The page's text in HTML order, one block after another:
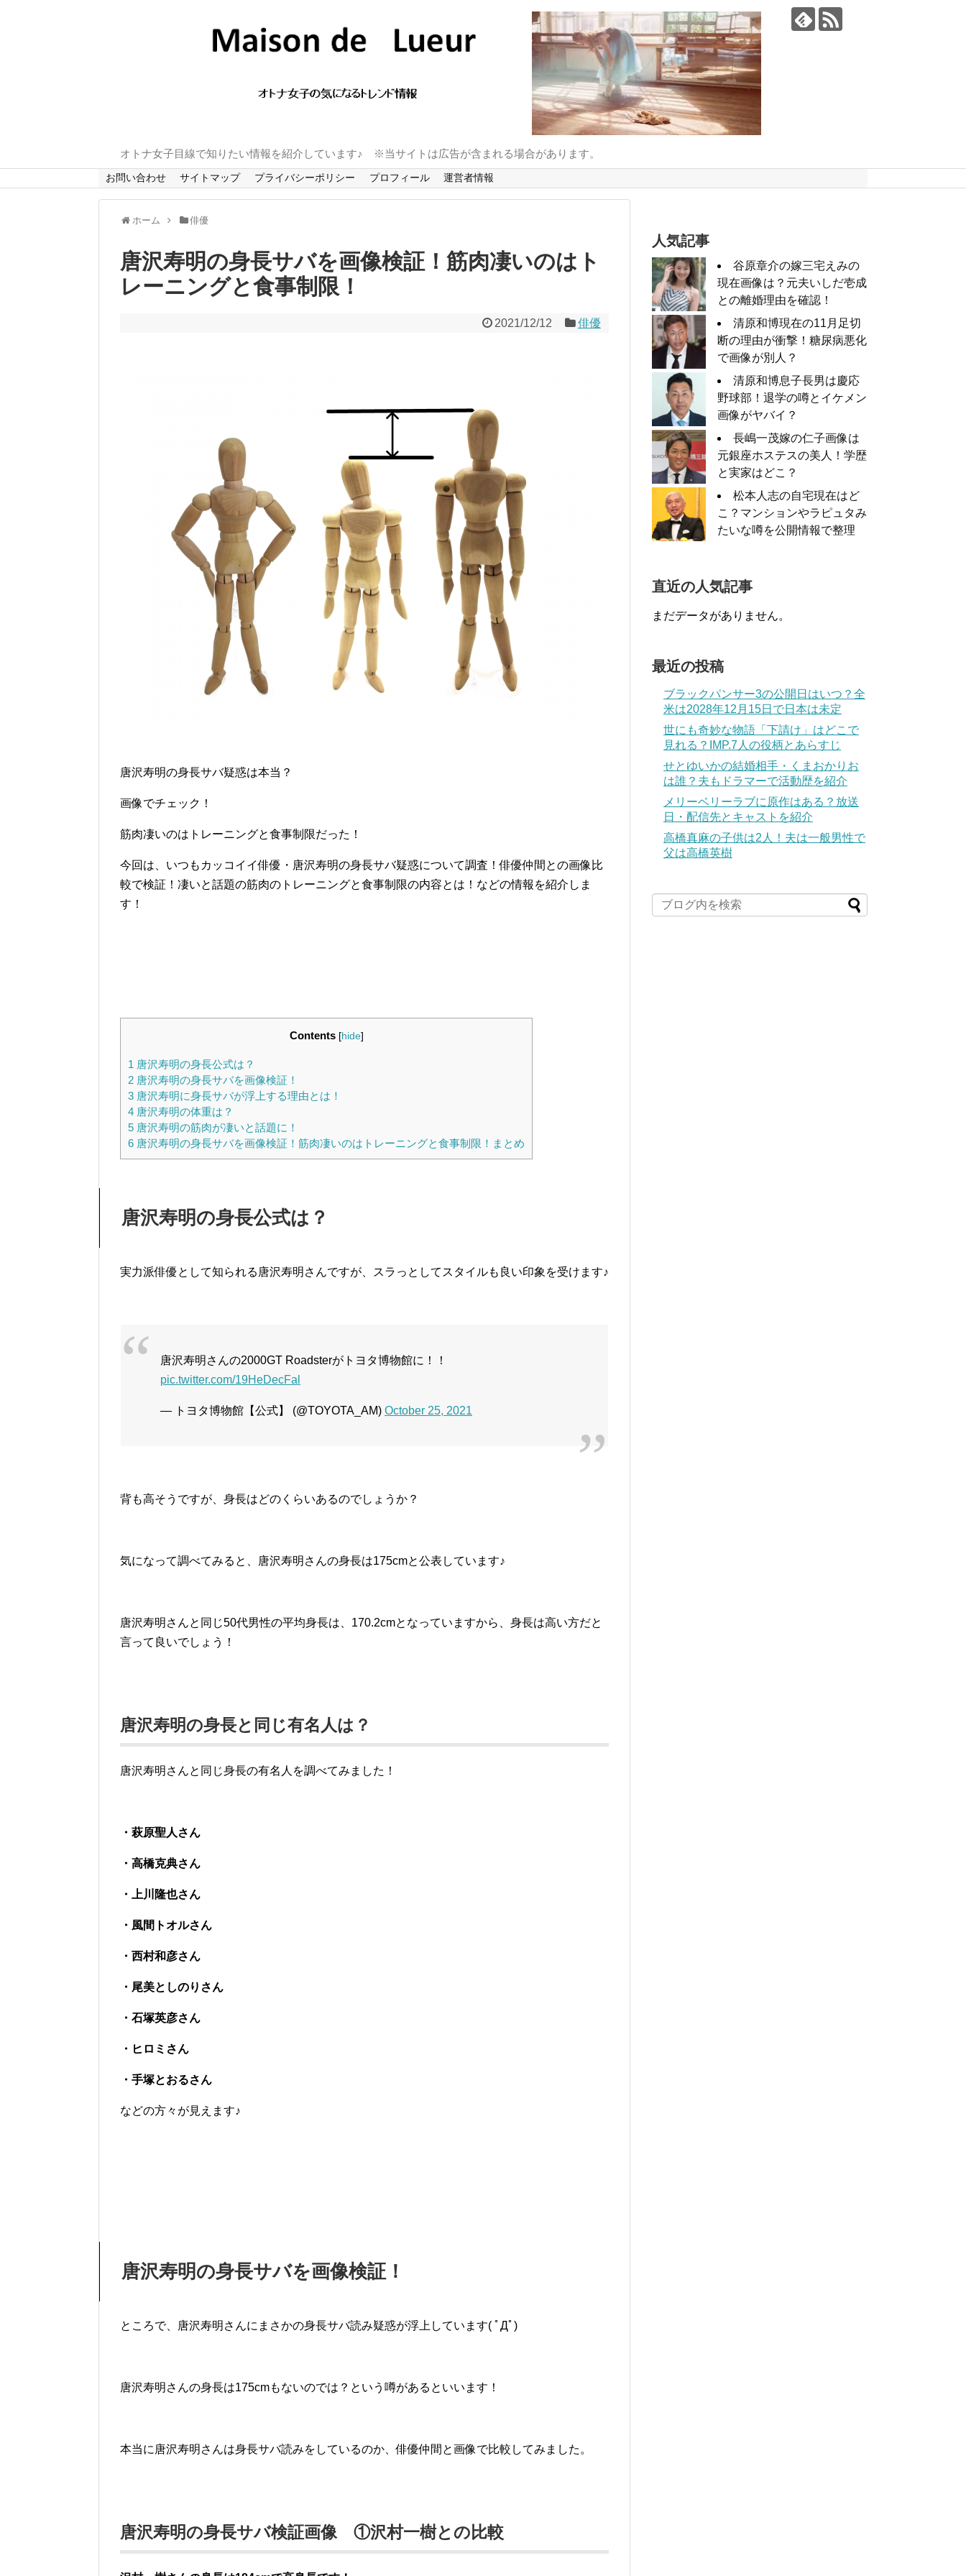
オトナ女子目線で知りたい情報を紹介しています♪ ※当サイトは広告が含まれる場合があります。
お問い合わせ サイトマップ プライバシーポリシー プロフィール 運営者情報
ホーム 俳優
唐沢寿明の身長サバを画像検証！筋肉凄いのはト
レーニングと食事制限！
2021/12/12 俳優
唐沢寿明の身長サバ疑惑は本当？
画像でチェック！
筋肉凄いのはトレーニングと食事制限だった！
今回は、いつもカッコイイ俳優・唐沢寿明の身長サバ疑惑について調査！俳優仲間との画像比
較で検証！凄いと話題の筋肉のトレーニングと食事制限の内容とは！などの情報を紹介しま
す！
Contents [hide]
1 唐沢寿明の身長公式は？
2 唐沢寿明の身長サバを画像検証！
3 唐沢寿明に身長サバが浮上する理由とは！
4 唐沢寿明の体重は？
5 唐沢寿明の筋肉が凄いと話題に！
6 唐沢寿明の身長サバを画像検証！筋肉凄いのはトレーニングと食事制限！まとめ
唐沢寿明の身長公式は？
実力派俳優として知られる唐沢寿明さんですが、スラっとしてスタイルも良い印象を受けます♪
唐沢寿明さんの2000GT Roadsterがトヨタ博物館に！！
pic.twitter.com/19HeDecFal
— トヨタ博物館【公式】 (@TOYOTA_AM) October 25, 2021
背も高そうですが、身長はどのくらいあるのでしょうか？
気になって調べてみると、唐沢寿明さんの身長は175cmと公表しています♪
唐沢寿明さんと同じ50代男性の平均身長は、170.2cmとなっていますから、身長は高い方だと
言って良いでしょう！
唐沢寿明の身長と同じ有名人は？
唐沢寿明さんと同じ身長の有名人を調べてみました！
・萩原聖人さん
・高橋克典さん
・上川隆也さん
・風間トオルさん
・西村和彦さん
・尾美としのりさん
・石塚英彦さん
・ヒロミさん
・手塚とおるさん
などの方々が見えます♪
唐沢寿明の身長サバを画像検証！
ところで、唐沢寿明さんにまさかの身長サバ読み疑惑が浮上しています( ﾟДﾟ)
唐沢寿明さんの身長は175cmもないのでは？という噂があるといいます！
本当に唐沢寿明さんは身長サバ読みをしているのか、俳優仲間と画像で比較してみました。
唐沢寿明の身長サバ検証画像 ①沢村一樹との比較
人気記事
谷原章介の嫁三宅えみの
現在画像は？元夫いしだ壱成
との離婚理由を確認！
清原和博現在の11月足切
断の理由が衝撃！糖尿病悪化
で画像が別人？
清原和博息子長男は慶応
野球部！退学の噂とイケメン
画像がヤバイ？
長嶋一茂嫁の仁子画像は
元銀座ホステスの美人！学歴
と実家はどこ？
松本人志の自宅現在はど
こ？マンションやラピュタみ
たいな噂を公開情報で整理
直近の人気記事
まだデータがありません。
最近の投稿
ブラックパンサー3の公開日はいつ？全
米は2028年12月15日で日本は未定
世にも奇妙な物語「下請け」はどこで
見れる？IMP.7人の役柄とあらすじ
せとゆいかの結婚相手・くまおかりお
は誰？夫もドラマーで活動歴を紹介
メリーベリーラブに原作はある？放送
日・配信先とキャストを紹介
高橋真麻の子供は2人！夫は一般男性で
父は高橋英樹